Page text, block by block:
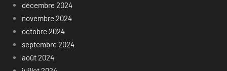
décembre 2024
novembre 2024
octobre 2024
septembre 2024
août 2024